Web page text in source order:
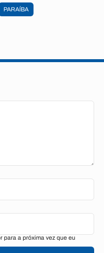
PARAÍBA
para a próxima vez que eu